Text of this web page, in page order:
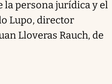
la persona jurídica y el
Lupo, director
Lloveras Rauch, de